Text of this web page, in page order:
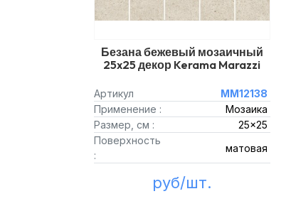
Безана бежевый мозаичный
25x25 декор Kerama Marazzi
Артикул
MM12138
Применение :
Мозаика
Размер, см :
25x25
Поверхность
:
матовая
руб/шт.